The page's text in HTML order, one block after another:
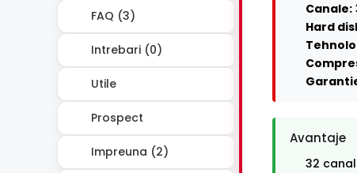
FAQ (3)
Intrebari (0)
Utile
Prospect
Impreuna (2)
Canale:
Hard
Avantaje
32